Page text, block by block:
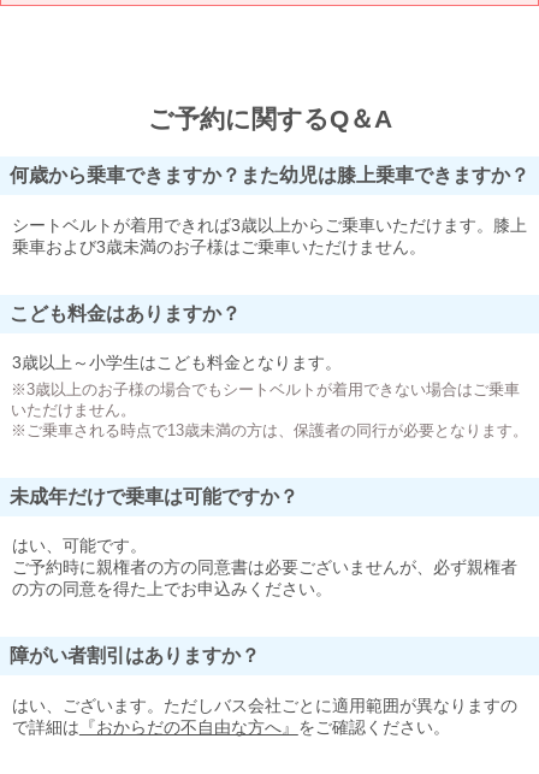
ご予約に関するQ＆A
何歳から乗車できますか？また幼児は膝上乗車できますか？
シートベルトが着用できれば3歳以上からご乗車いただけます。膝上
乗車および3歳未満のお子様はご乗車いただけません。
こども料金はありますか？
3歳以上～小学生はこども料金となります。
※3歳以上のお子様の場合でもシートベルトが着用できない場合はご乗車
いただけません。
※ご乗車される時点で13歳未満の方は、保護者の同行が必要となります。
未成年だけで乗車は可能ですか？
はい、可能です。
ご予約時に親権者の方の同意書は必要ございませんが、必ず親権者
の方の同意を得た上でお申込みください。
障がい者割引はありますか？
はい、ございます。ただしバス会社ごとに適用範囲が異なりますの
で詳細は 『おからだの不自由な方へ』 をご確認ください。